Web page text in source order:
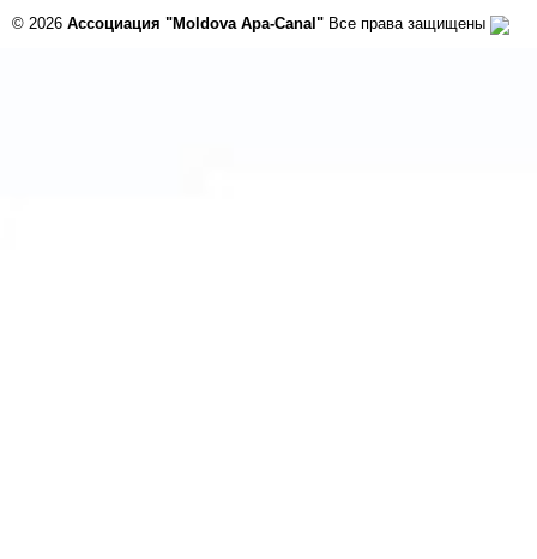
© 2026 Ассоциация "Moldova Apa-Canal" Все права защищены